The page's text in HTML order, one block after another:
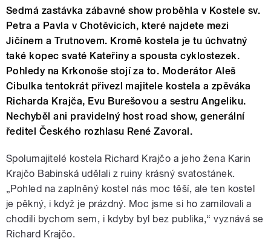
Sedmá zastávka zábavné show proběhla v Kostele sv.
Petra a Pavla v Chotěvicích, které najdete mezi
Jičínem a Trutnovem. Kromě kostela je tu úchvatný
také kopec svaté Kateřiny a spousta cyklostezek.
Pohledy na Krkonoše stojí za to. Moderátor Aleš
Cibulka tentokrát přivezl majitele kostela a zpěváka
Richarda Krajča, Evu Burešovou a sestru Angeliku.
Nechyběl ani pravidelný host road show, generální
ředitel Českého rozhlasu René Zavoral.
Spolumajitelé kostela Richard Krajčo a jeho žena Karin
Krajčo Babinská udělali z ruiny krásný svatostánek.
„Pohled na zaplněný kostel nás moc těší, ale ten kostel
je pěkný, i když je prázdný. Moc jsme si ho zamilovali a
chodili bychom sem, i kdyby byl bez publika,“ vyznává se
Richard Krajčo.